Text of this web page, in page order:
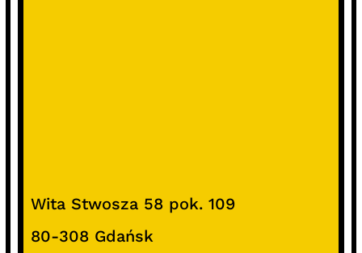
Wita Stwosza 58 pok. 109
80-308 Gdańsk